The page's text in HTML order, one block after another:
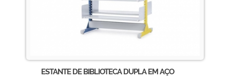
ESTANTE DE BIBLIOTECA DUPLA EM AÇO